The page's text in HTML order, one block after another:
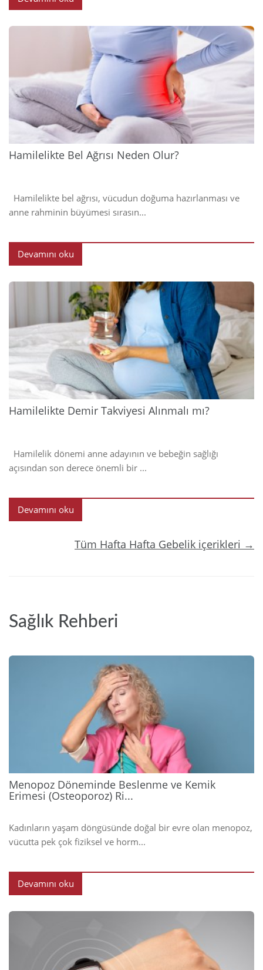
2024
Hamilelikte Bel Ağrısı Neden Olur?
Hamilelikte bel ağrısı, vücudun doğuma hazırlanması ve
anne rahminin büyümesi sırasın...
Devamını oku
2024
Hamilelikte Demir Takviyesi Alınmalı mı?
Hamilelik dönemi anne adayının ve bebeğin sağlığı
açısından son derece önemli bir ...
Devamını oku
Tüm Hafta Hafta Gebelik içerikleri →
Sağlık Rehberi
Menopoz Döneminde Beslenme ve Kemik
Erimesi (Osteoporoz) Ri...
Kadınların yaşam döngüsünde doğal bir evre olan menopoz,
vücutta pek çok fiziksel ve horm...
Devamını oku